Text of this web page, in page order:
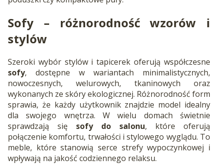
Sofy – różnorodność wzorów i
stylów
Szeroki wybór stylów i tapicerek oferują współczesne
sofy, dostępne w wariantach minimalistycznych,
nowoczesnych, welurowych, tkaninowych oraz
wykonanych ze skóry ekologicznej. Różnorodność form
sprawia, że każdy użytkownik znajdzie model idealny
dla swojego wnętrza. W wielu domach świetnie
sprawdzają się sofy do salonu, które oferują
połączenie komfortu, trwałości i stylowego wyglądu. To
meble, które stanowią serce strefy wypoczynkowej i
wpływają na jakość codziennego relaksu.